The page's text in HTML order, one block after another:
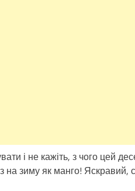
і не кажіть, з чого цей
на зиму як манго! Яскравий,